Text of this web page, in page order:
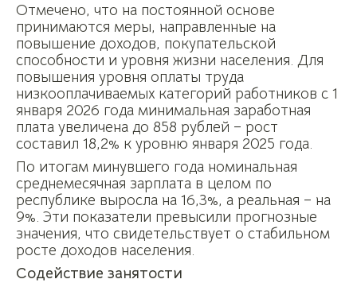
Отмечено, что на постоянной основе
принимаются меры, направленные на
повышение доходов, покупательской
способности и уровня жизни населения. Для
повышения уровня оплаты труда
низкооплачиваемых категорий работников с 1
января 2026 года минимальная заработная
плата увеличена до 858 рублей – рост
составил 18,2% к уровню января 2025 года.
По итогам минувшего года номинальная
среднемесячная зарплата в целом по
республике выросла на 16,3%, а реальная – на
9%. Эти показатели превысили прогнозные
значения, что свидетельствует о стабильном
росте доходов населения.
Содействие занятости